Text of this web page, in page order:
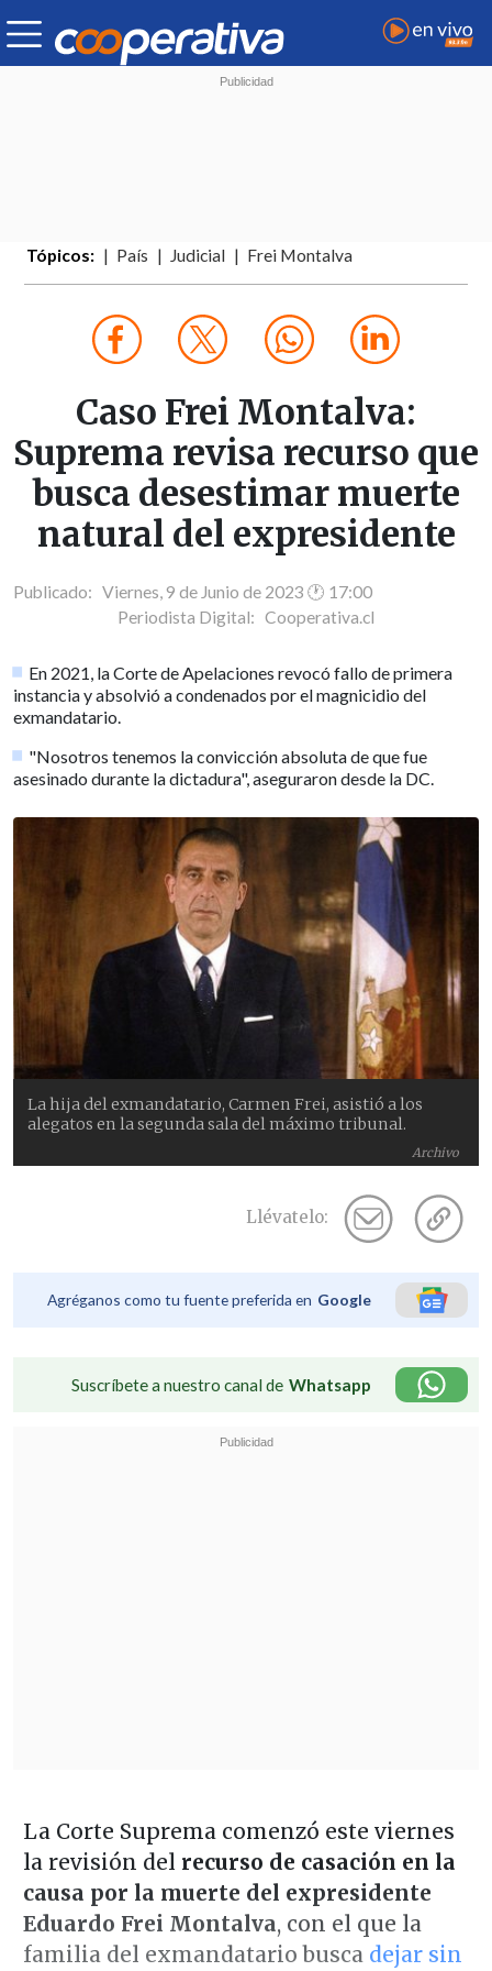
Tópicos: País Judicial Frei Montalva
Caso Frei Montalva:
Suprema revisa recurso que
busca desestimar muerte
natural del expresidente
Publicado: Viernes, 9 de Junio de 2023 🕐 17:00
Periodista Digital: Cooperativa.cl
En 2021, la Corte de Apelaciones revocó fallo de primera
instancia y absolvió a condenados por el magnicidio del
exmandatario.
"Nosotros tenemos la convicción absoluta de que fue
asesinado durante la dictadura", aseguraron desde la DC.
Archivo
La hija del exmandatario, Carmen Frei, asistió a los
alegatos en la segunda sala del máximo tribunal.
Llévatelo:
Agréganos como tu fuente preferida en Google
Suscríbete a nuestro canal de Whatsapp
La Corte Suprema comenzó este viernes
la revisión del recurso de casación en la
causa por la muerte del expresidente
Eduardo Frei Montalva, con el que la
familia del exmandatario busca dejar sin